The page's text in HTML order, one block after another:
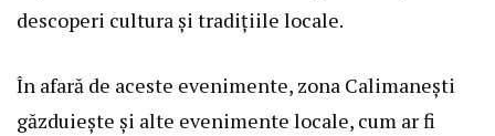
descoperi cultura și tradițiile locale.
În afară de aceste evenimente, zona Calimanești
găzduiește și alte evenimente locale, cum ar fi